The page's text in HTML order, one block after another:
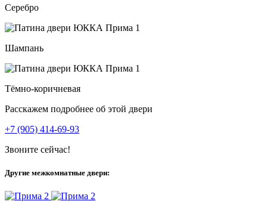
Серебро
Шампань
Тёмно-коричневая
Расскажем подробнее об этой двери
+7 (905) 414-69-93
Звоните сейчас!
Другие межкомнатные двери: